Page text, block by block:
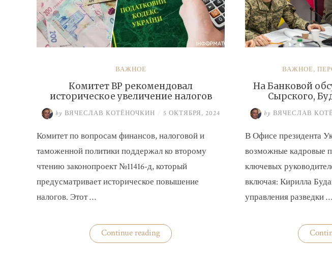
ВАЖНОЕ
Комитет ВР рекомендовал
историческое увеличение налогов
by ВЯЧЕСЛАВ КОТЁНОЧКИН / 5 ОКТЯБРЯ, 2024
Комитет по вопросам финансов, налоговой и
таможенной политики поддержал ко второму
чтению законопроект №11416-д, который
предусматривает историческое повышение
налогов. Этот …
Continue reading«Комитет
ВР
ВАЖНОЕ,
На Банковой
Сырского,
by ВЯЧЕСЛАВ
В Офисе президента
возможные кадровые
ключевых
включая: Кирилла
управления разведки …